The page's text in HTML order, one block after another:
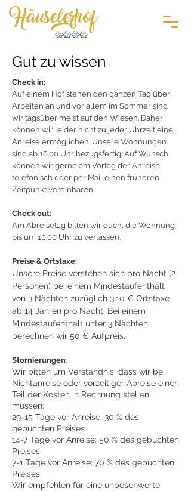
Gut zu wissen
Check in:
Auf einem Hof stehen den ganzen Tag über
Arbeiten an und vor allem im Sommer sind
wir tagsüber meist auf den Wiesen. Daher
können wir leider nicht zu jeder Uhrzeit eine
Anreise ermöglichen. Unsere Wohnungen
sind ab 16.00 Uhr bezugsfertig. Auf Wunsch
können wir gerne am Vortag der Anreise
telefonisch oder per Mail einen früheren
Zeitpunkt vereinbaren.
Check out:
Am Abreisetag bitten wir euch, die Wohnung
bis um 10.00 Uhr zu verlassen.
Preise & Ortstaxe:
Unsere Preise verstehen sich pro Nacht (2
Personen) bei einem Mindestaufenthalt
von 3 Nächten zuzüglich ​3,10 € Ortstaxe
ab 14 Jahren pro Nacht. Bei einem
Mindestaufenthalt unter 3 Nächten
berechnen wir 50 € Aufpreis.
Stornierungen:
Wir bitten um Verständnis, dass wir bei
Nichtanreise oder vorzeitiger Abreise einen
Teil der Kosten in Rechnung stellen
müssen:
29-15 Tage vor Anreise: 30 % des
gebuchten Preises
14-7 Tage vor Anreise: 50 % des gebuchten
Preises
7-1 Tage vor Anreise: 70 % des gebuchten
Preises
Wir empfehlen für eine unbeschwerte